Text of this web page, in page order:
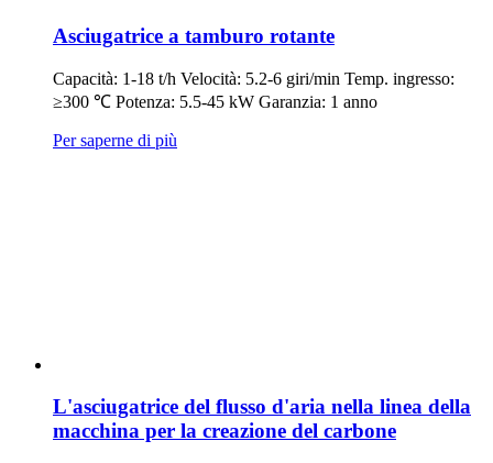
Asciugatrice a tamburo rotante
Capacità: 1-18 t/h Velocità: 5.2-6 giri/min Temp. ingresso:
≥300 ℃ Potenza: 5.5-45 kW Garanzia: 1 anno
Per saperne di più
L'asciugatrice del flusso d'aria nella linea della
macchina per la creazione del carbone